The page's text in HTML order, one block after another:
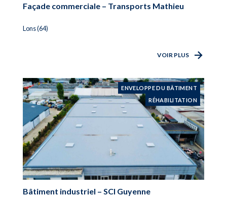
Façade commerciale – Transports Mathieu
Lons (64)
VOIR PLUS
ENVELOPPE DU BÂTIMENT
RÉHABILITATION
Bâtiment industriel – SCI Guyenne